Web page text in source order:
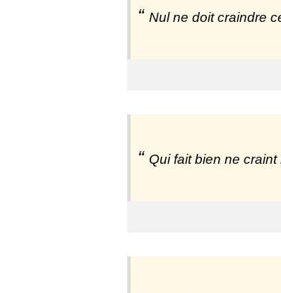
Nul ne doit craindre
Qui fait bien ne